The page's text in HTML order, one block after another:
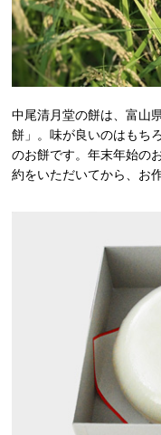
中尾清月堂の餅は、富山
餅」。味が良いのはもち
のお餅です。年末年始の
約をいただいてから、お